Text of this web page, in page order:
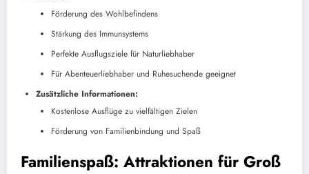
Förderung des Wohlbefindens
Stärkung des Immunsystems
Perfekte Ausflugsziele für Naturliebhaber
Für Abenteuerliebhaber und Ruhesuchende geeignet
Zusätzliche Informationen:
Kostenlose Ausflüge zu vielfältigen Zielen
Förderung von Familienbindung und Spaß
Familienspaß: Attraktionen für Groß